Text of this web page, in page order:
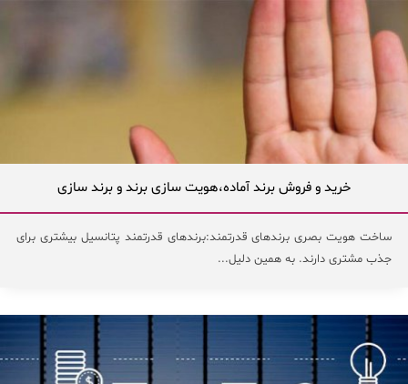
خرید و فروش برند آماده،هویت سازی برند و برند سازی
ساخت هویت بصری برندهای قدرتمند:برندهای قدرتمند پتانسیل بیشتری برای
جذب مشتری دارند. به همین دلیل...